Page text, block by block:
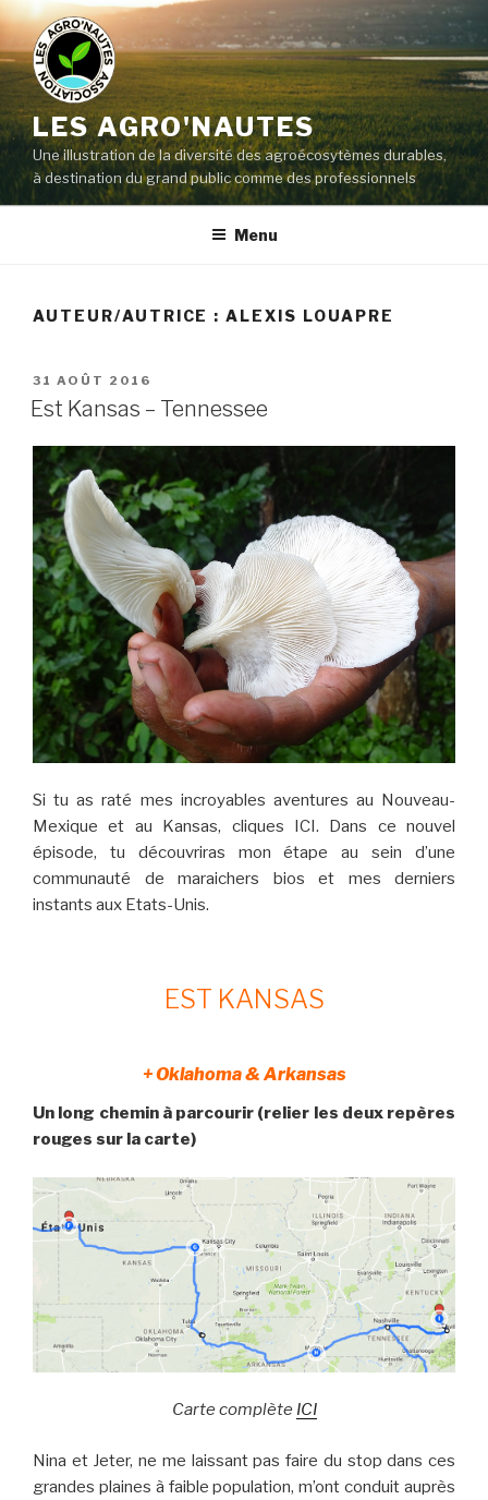
LES AGRO'NAUTES
Une illustration de la diversité des agroécosytèmes durables,
à destination du grand public comme des professionnels
Menu
AUTEUR/AUTRICE :ALEXIS LOUAPRE
31 AOÛT 2016
Est Kansas – Tennessee
Si tu as raté mes incroyables aventures au Nouveau-
Mexique et au Kansas, cliques ICI. Dans ce nouvel
épisode, tu découvriras mon étape au sein d’une
communauté de maraichers bios et mes derniers
instants aux Etats-Unis.
EST KANSAS
+ Oklahoma & Arkansas
Un long chemin à parcourir (relier les deux repères
rouges sur la carte)
Carte complète ICI
Nina et Jeter, ne me laissant pas faire du stop dans ces
grandes plaines à faible population, m’ont conduit auprès